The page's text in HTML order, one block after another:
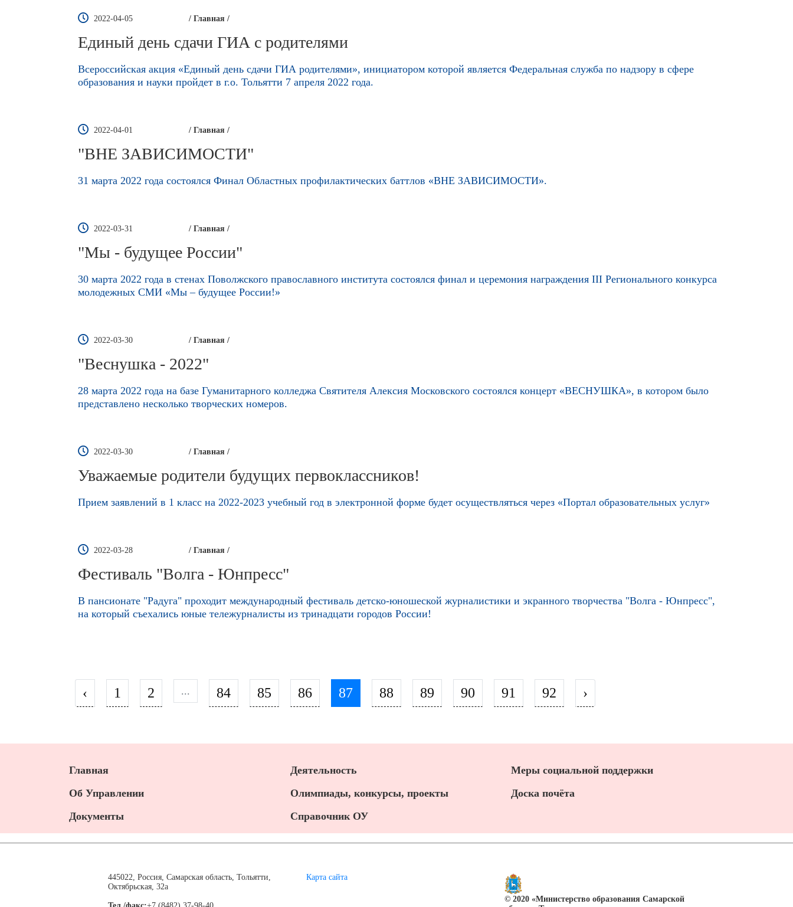
2022-04-05 / Главная /
Единый день сдачи ГИА с родителями
Всероссийская акция «Единый день сдачи ГИА родителями», инициатором которой является Федеральная служба по надзору в сфере
образования и науки пройдет в г.о. Тольятти 7 апреля 2022 года.
2022-04-01 / Главная /
"ВНЕ ЗАВИСИМОСТИ"
31 марта 2022 года состоялся Финал Областных профилактических баттлов «ВНЕ ЗАВИСИМОСТИ».
2022-03-31 / Главная /
"Мы - будущее России"
30 марта 2022 года в стенах Поволжского православного института состоялся финал и церемония награждения III Регионального конкурса
молодежных СМИ «Мы – будущее России!»
2022-03-30 / Главная /
"Веснушка - 2022"
28 марта 2022 года на базе Гуманитарного колледжа Святителя Алексия Московского состоялся концерт «ВЕСНУШКА», в котором было
представлено несколько творческих номеров.
2022-03-30 / Главная /
Уважаемые родители будущих первоклассников!
Прием заявлений в 1 класс на 2022-2023 учебный год в электронной форме будет осуществляться через «Портал образовательных услуг»
2022-03-28 / Главная /
Фестиваль "Волга - Юнпресс"
В пансионате "Радуга" проходит международный фестиваль детско-юношеской журналистики и экранного творчества "Волга - Юнпресс",
на который съехались юные тележурналисты из тринадцати городов России!
‹ 1 2 ... 84 85 86 87 88 89 90 91 92 ›
Главная
Об Управлении
Документы
Деятельность
Олимпиады, конкурсы, проекты
Справочник ОУ
Меры социальной поддержки
Доска почёта
445022, Россия, Самарская область, Тольятти,
Октябрьская, 32а
Карта сайта
© 2020 «Министерство образования Самарской